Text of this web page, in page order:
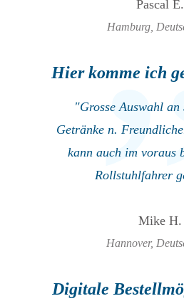
Pascal E.
Hamburg,
Hier komme ich
"Grosse Auswahl an
Getränke n.
kann auch im voraus
Rollstuhlfahrer
Mike H.
Hannover,
Digitale